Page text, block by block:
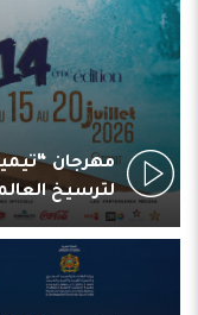
مهرجان
لترسيخ